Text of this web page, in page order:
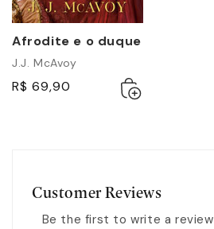
Afrodite e o duque
J.J. McAvoy
R$ 69,90
Adicionar
ao
Esgotado
Customer Reviews
Be the first to write a review